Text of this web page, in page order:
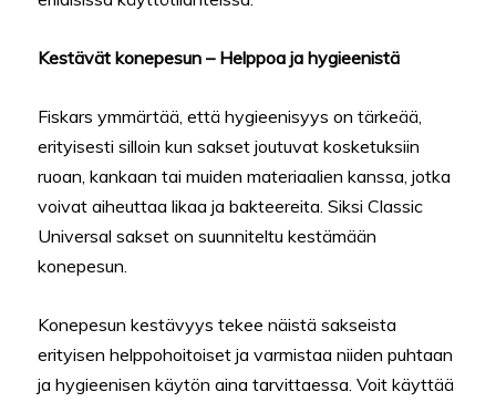
Kestävät konepesun – Helppoa ja hygieenistä
Fiskars ymmärtää, että hygieenisyys on tärkeää,
erityisesti silloin kun sakset joutuvat kosketuksiin
ruoan, kankaan tai muiden materiaalien kanssa, jotka
voivat aiheuttaa likaa ja bakteereita. Siksi Classic
Universal sakset on suunniteltu kestämään
konepesun.
Konepesun kestävyys tekee näistä sakseista
erityisen helppohoitoiset ja varmistaa niiden puhtaan
ja hygieenisen käytön aina tarvittaessa. Voit käyttää